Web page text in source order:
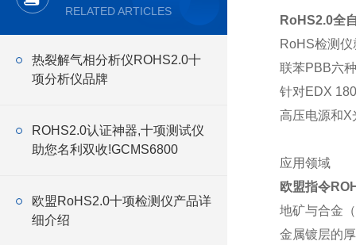
RELATED ARTICLES
热裂解气相分析仪ROHS2.0十
项分析仪品牌
ROHS2.0认证神器,十项测试仪
助您名利双收!GCMS6800
欧盟RoHS2.0十项检测仪产品详
细介绍
RoHS2.0全
RoHS检测
联苯PBB六
针对EDX
高压电源和X
应用领域
欧盟指令
地矿与合金
金属镀层的